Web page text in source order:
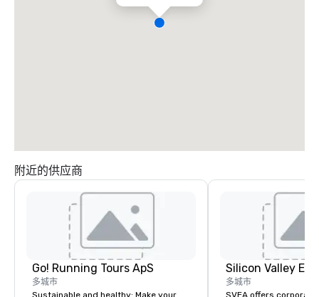
附近的供应商
Go! Running Tours ApS
多城市
Sustainable and healthy: Make your
多城市
SVEA offers